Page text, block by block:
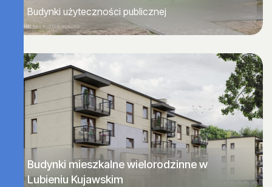
Budynki użyteczności publicznej
Budynki mieszkalne wielorodzinne w
Lubieniu Kujawskim